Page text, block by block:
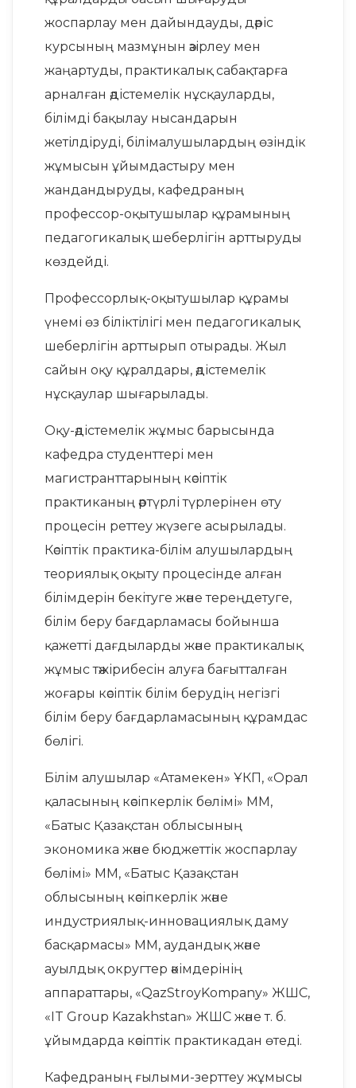
жоспарлау мен дайындауды, дәріс
курсының мазмұнын әзірлеу мен
жаңартуды, практикалық сабақтарға
арналған әдістемелік нұсқауларды,
білімді бақылау нысандарын
жетілдіруді, білімалушылардың өзіндік
жұмысын ұйымдастыру мен
жандандыруды, кафедраның
профессор-оқытушылар құрамының
педагогикалық шеберлігін арттыруды
көздейді.
Профессорлық-оқытушылар құрамы
үнемі өз біліктілігі мен педагогикалық
шеберлігін арттырып отырады. Жыл
сайын оқу құралдары, әдістемелік
нұсқаулар шығарылады.
Оқу-әдістемелік жұмыс барысында
кафедра студенттері мен
магистранттарының кәсіптік
практиканың әртүрлі түрлерінен өту
процесін реттеу жүзеге асырылады.
Кәсіптік практика-білім алушылардың
теориялық оқыту процесінде алған
білімдерін бекітуге және тереңдетуге,
білім беру бағдарламасы бойынша
қажетті дағдыларды және практикалық
жұмыс тәжірибесін алуға бағытталған
жоғары кәсіптік білім берудің негізгі
білім беру бағдарламасының құрамдас
бөлігі.
Білім алушылар «Атамекен» ҰКП, «Орал
қаласының кәсіпкерлік бөлімі» ММ,
«Батыс Қазақстан облысының
экономика және бюджеттік жоспарлау
бөлімі» ММ, «Батыс Қазақстан
облысының кәсіпкерлік және
индустриялық-инновациялық даму
басқармасы» ММ, аудандық және
ауылдық округтер әкімдерінің
аппараттары, «QazStroyKompany» ЖШС,
«IT Group Kazakhstan» ЖШС және т. б.
ұйымдарда кәсіптік практикадан өтеді.
Кафедраның ғылыми-зерттеу жұмысы